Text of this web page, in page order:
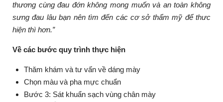
thương cùng đau đớn không mong muốn và an toàn không
sưng đau lâu bạn nên tìm đến các cơ sở thẩm mỹ để thưc
hiện thì hơn.”
Về các bước quy trình thực hiện
Thăm khám và tư vấn về dáng mày
Chọn màu và pha mực chuẩn
Bước 3: Sát khuẩn sạch vùng chân mày